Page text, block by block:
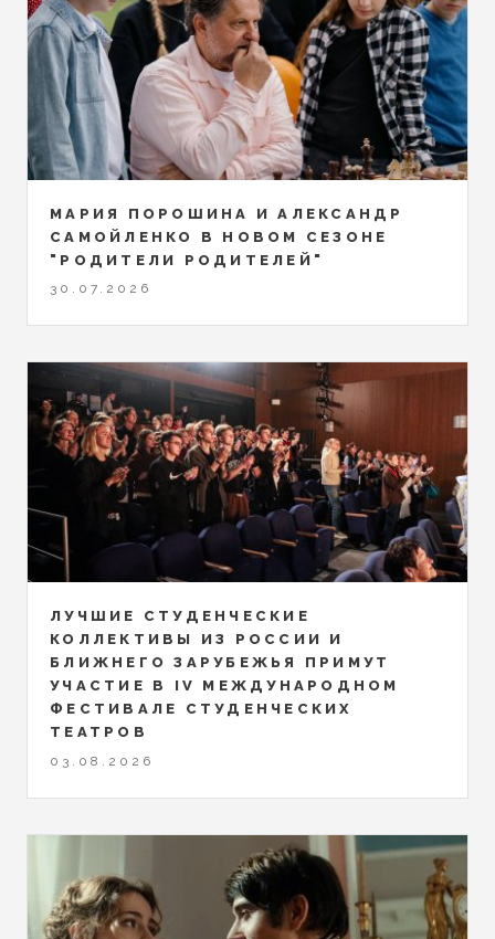
МАРИЯ ПОРОШИНА И АЛЕКСАНДР
САМОЙЛЕНКО В НОВОМ СЕЗОНЕ
"РОДИТЕЛИ РОДИТЕЛЕЙ"
30.07.2026
ЛУЧШИЕ СТУДЕНЧЕСКИЕ
КОЛЛЕКТИВЫ ИЗ РОССИИ И
БЛИЖНЕГО ЗАРУБЕЖЬЯ ПРИМУТ
УЧАСТИЕ В IV МЕЖДУНАРОДНОМ
ФЕСТИВАЛЕ СТУДЕНЧЕСКИХ
ТЕАТРОВ
03.08.2026